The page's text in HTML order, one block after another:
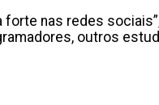
nas redes
outros